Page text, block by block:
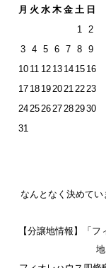
月 火 水 木 金 土 日
1
2
3
4 5 6 7 8
9
10 11 12 13 14 15 16
17 18 1920212223
24252627282930
31
なんとなく決めて
【分譲地情報】「